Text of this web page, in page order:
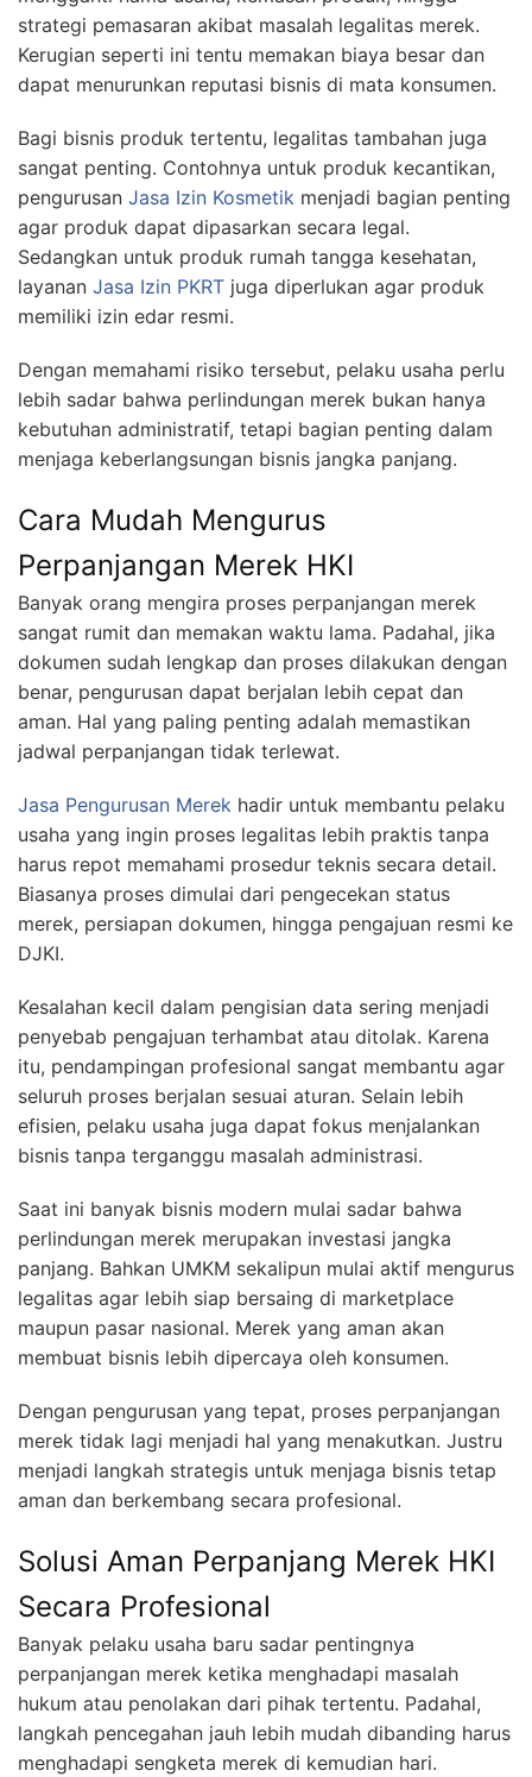
strategi pemasaran akibat masalah legalitas merek.
Kerugian seperti ini tentu memakan biaya besar dan
dapat menurunkan reputasi bisnis di mata konsumen.
Bagi bisnis produk tertentu, legalitas tambahan juga
sangat penting. Contohnya untuk produk kecantikan,
pengurusan Jasa Izin Kosmetik menjadi bagian penting
agar produk dapat dipasarkan secara legal.
Sedangkan untuk produk rumah tangga kesehatan,
layanan Jasa Izin PKRT juga diperlukan agar produk
memiliki izin edar resmi.
Dengan memahami risiko tersebut, pelaku usaha perlu
lebih sadar bahwa perlindungan merek bukan hanya
kebutuhan administratif, tetapi bagian penting dalam
menjaga keberlangsungan bisnis jangka panjang.
Cara Mudah Mengurus
Perpanjangan Merek HKI
Banyak orang mengira proses perpanjangan merek
sangat rumit dan memakan waktu lama. Padahal, jika
dokumen sudah lengkap dan proses dilakukan dengan
benar, pengurusan dapat berjalan lebih cepat dan
aman. Hal yang paling penting adalah memastikan
jadwal perpanjangan tidak terlewat.
Jasa Pengurusan Merek hadir untuk membantu pelaku
usaha yang ingin proses legalitas lebih praktis tanpa
harus repot memahami prosedur teknis secara detail.
Biasanya proses dimulai dari pengecekan status
merek, persiapan dokumen, hingga pengajuan resmi ke
DJKI.
Kesalahan kecil dalam pengisian data sering menjadi
penyebab pengajuan terhambat atau ditolak. Karena
itu, pendampingan profesional sangat membantu agar
seluruh proses berjalan sesuai aturan. Selain lebih
efisien, pelaku usaha juga dapat fokus menjalankan
bisnis tanpa terganggu masalah administrasi.
Saat ini banyak bisnis modern mulai sadar bahwa
perlindungan merek merupakan investasi jangka
panjang. Bahkan UMKM sekalipun mulai aktif mengurus
legalitas agar lebih siap bersaing di marketplace
maupun pasar nasional. Merek yang aman akan
membuat bisnis lebih dipercaya oleh konsumen.
Dengan pengurusan yang tepat, proses perpanjangan
merek tidak lagi menjadi hal yang menakutkan. Justru
menjadi langkah strategis untuk menjaga bisnis tetap
aman dan berkembang secara profesional.
Solusi Aman Perpanjang Merek HKI
Secara Profesional
Banyak pelaku usaha baru sadar pentingnya
perpanjangan merek ketika menghadapi masalah
hukum atau penolakan dari pihak tertentu. Padahal,
langkah pencegahan jauh lebih mudah dibanding harus
menghadapi sengketa merek di kemudian hari.